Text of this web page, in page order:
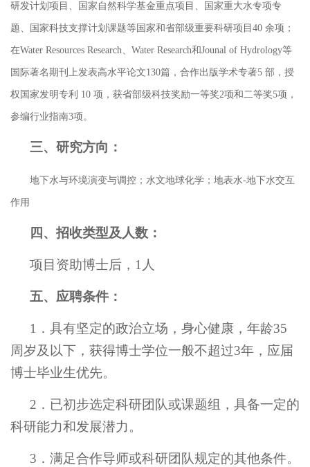
研发计划项目、国家自然科学基金重点项目、国家重大水专项专
题、国家科技支撑计划课题等国家和省部级重要科研项目40 余项；
在Water Resources Research、Water Research和Jounal of Hydrology等
国际著名期刊上发表高水平论文130篇，合作出版学术专著5 部，授
权国家发明专利 10 项，获省部级科技奖励一等奖2项和二等奖5项，
参编行业指南3项。
三、研究方向：
地下水与环境演变与调控；水文地球化学；地表水-地下水交互
作用
四、招收类型及人数：
项目资助博士后， 1 人
五、应聘条件：
1 ．具有坚定的政治立场，身心健康，年龄35
周岁及以下，获得博士学位一般不超过3年，应届
博士毕业生优先。
2 ．已初步选定科研团队或课题组，具备一定的
科研能力和发展潜力。
3 ．满足合作导师或科研团队规定的其他条件。